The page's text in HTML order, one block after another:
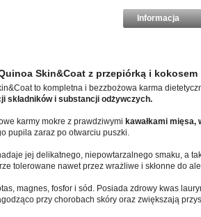
Informacja
Skin&Coat z przepiórką i kokosem
to kompletna i bezzbożowa karma
składników i substancji odżywczych.
karmy mokre z prawdziwymi kawałkami mięsa,
pupila zaraz po otwarciu puszki.
jej delikatnego, niepowtarzalnego smaku, a
tolerowane nawet przez wrażliwe i skłonne do
magnes, fosfor i sód. Posiada zdrowy kwas
przy chorobach skóry oraz zwiększają